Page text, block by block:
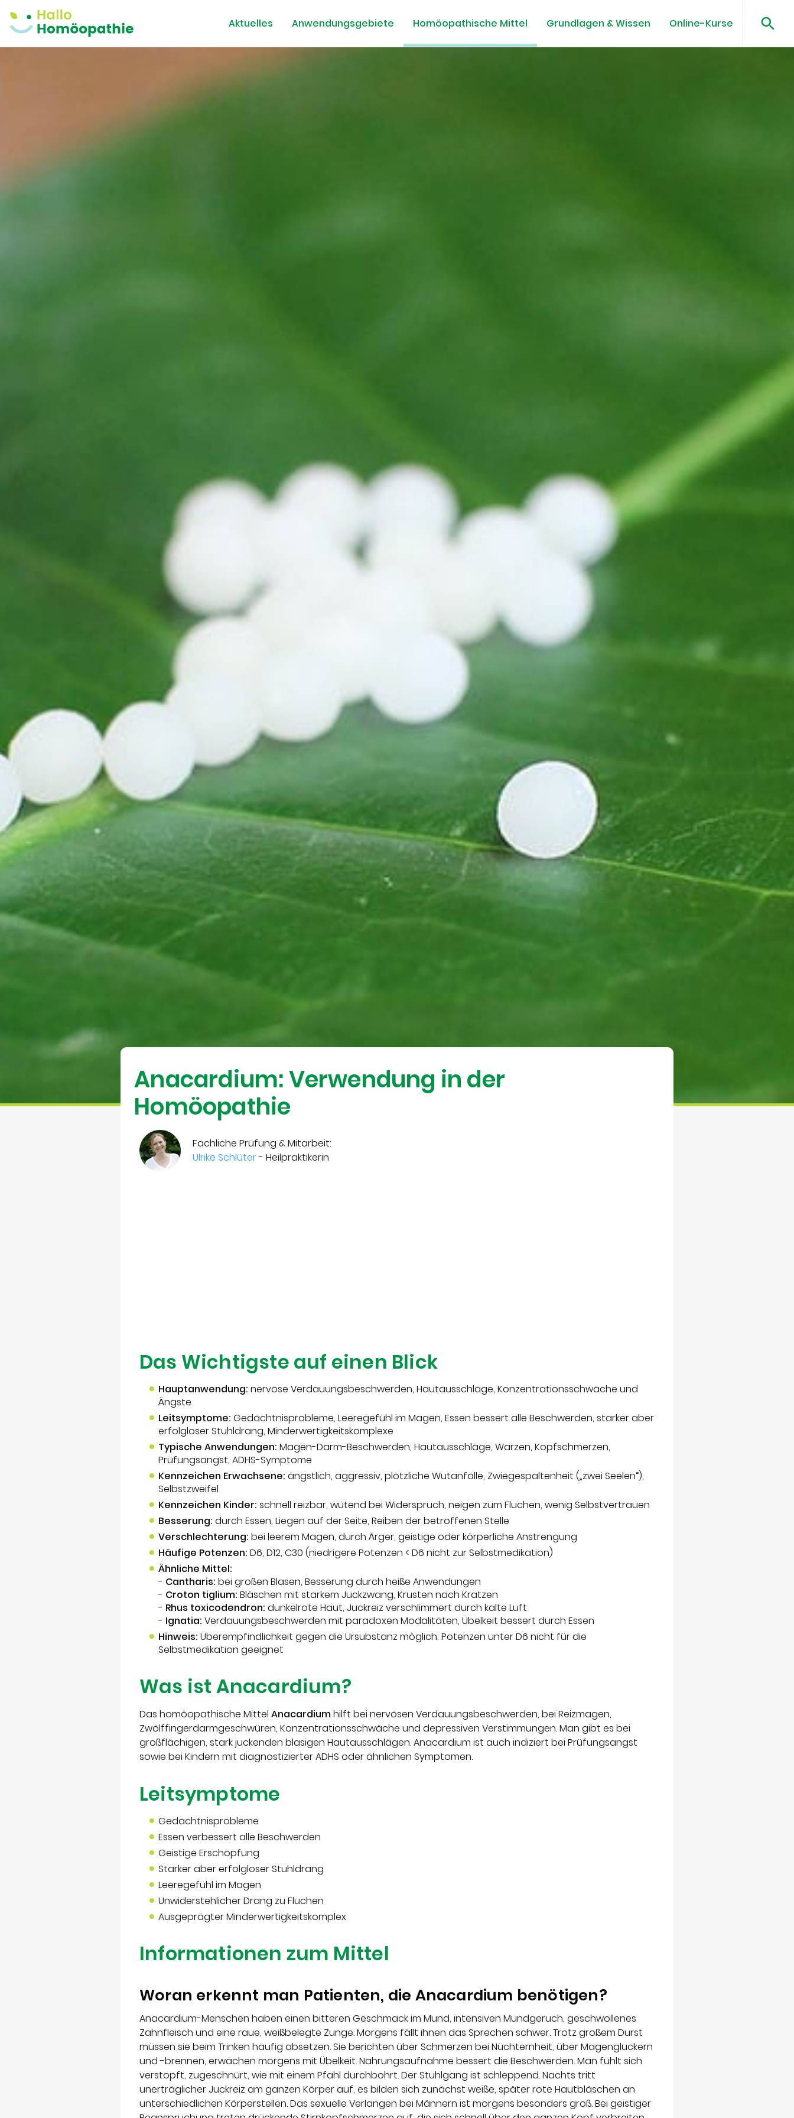
Aktuelles Anwendungsgebiete Homöopathische Mittel Grundlagen & Wissen Online-Kurse
Anacardium: Verwendung in der
Homöopathie
Fachliche Prüfung & Mitarbeit:
Ulrike Schlüter- Heilpraktikerin
Das Wichtigste auf einen Blick
Hauptanwendung: nervöse Verdauungsbeschwerden, Hautausschläge, Konzentrationsschwäche und
Ängste
Leitsymptome: Gedächtnisprobleme, Leeregefühl im Magen, Essen bessert alle Beschwerden, starker aber
erfolgloser Stuhldrang, Minderwertigkeitskomplexe
Typische Anwendungen: Magen-Darm-Beschwerden, Hautausschläge, Warzen, Kopfschmerzen,
Prüfungsangst, ADHS-Symptome
Kennzeichen Erwachsene: ängstlich, aggressiv, plötzliche Wutanfälle, Zwiegespaltenheit („zwei Seelen“),
Selbstzweifel
Kennzeichen Kinder: schnell reizbar, wütend bei Widerspruch, neigen zum Fluchen, wenig Selbstvertrauen
Besserung: durch Essen, Liegen auf der Seite, Reiben der betroffenen Stelle
Verschlechterung: bei leerem Magen, durch Ärger, geistige oder körperliche Anstrengung
Häufige Potenzen: D6, D12, C30 (niedrigere Potenzen < D6 nicht zur Selbstmedikation)
Ähnliche Mittel:
- Cantharis: bei großen Blasen, Besserung durch heiße Anwendungen
- Croton tiglium: Bläschen mit starkem Juckzwang, Krusten nach Kratzen
- Rhus toxicodendron: dunkelrote Haut, Juckreiz verschlimmert durch kalte Luft
- Ignatia: Verdauungsbeschwerden mit paradoxen Modalitäten, Übelkeit bessert durch Essen
Hinweis: Überempfindlichkeit gegen die Ursubstanz möglich; Potenzen unter D6 nicht für die
Selbstmedikation geeignet
Was ist Anacardium?
Das homöopathische Mittel Anacardiumhilft bei nervösen Verdauungsbeschwerden, bei Reizmagen,
Zwölffingerdarmgeschwüren, Konzentrationsschwäche und depressiven Verstimmungen. Man gibt es bei
großflächigen, stark juckenden blasigen Hautausschlägen. Anacardium ist auch indiziert bei Prüfungsangst
sowie bei Kindern mit diagnostizierter ADHS oder ähnlichen Symptomen.
Leitsymptome
Gedächtnisprobleme
Essen verbessert alle Beschwerden
Geistige Erschöpfung
Starker aber erfolgloser Stuhldrang
Leeregefühl im Magen
Unwiderstehlicher Drang zu Fluchen
Ausgeprägter Minderwertigkeitskomplex
Informationen zum Mittel
Woran erkennt man Patienten, die Anacardium benötigen?
Anacardium-Menschen haben einen bitteren Geschmack im Mund, intensiven Mundgeruch, geschwollenes
Zahnfleisch und eine raue, weißbelegte Zunge. Morgens fällt ihnen das Sprechen schwer. Trotz großem Durst
müssen sie beim Trinken häufig absetzen. Sie berichten über Schmerzen bei Nüchternheit, über Magengluckern
und -brennen, erwachen morgens mit Übelkeit. Nahrungsaufnahme bessert die Beschwerden. Man fühlt sich
verstopft, zugeschnürt, wie mit einem Pfahl durchbohrt. Der Stuhlgang ist schleppend. Nachts tritt
unerträglicher Juckreiz am ganzen Körper auf, es bilden sich zunächst weiße, später rote Hautbläschen an
unterschiedlichen Körperstellen. Das sexuelle Verlangen bei Männern ist morgens besonders groß. Bei geistiger